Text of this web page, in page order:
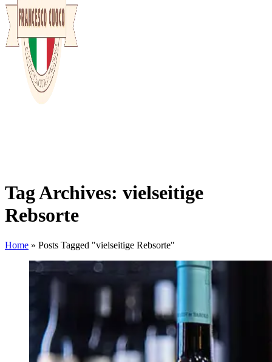
Tag Archives: vielseitige
Rebsorte
Home » Posts Tagged "vielseitige Rebsorte"